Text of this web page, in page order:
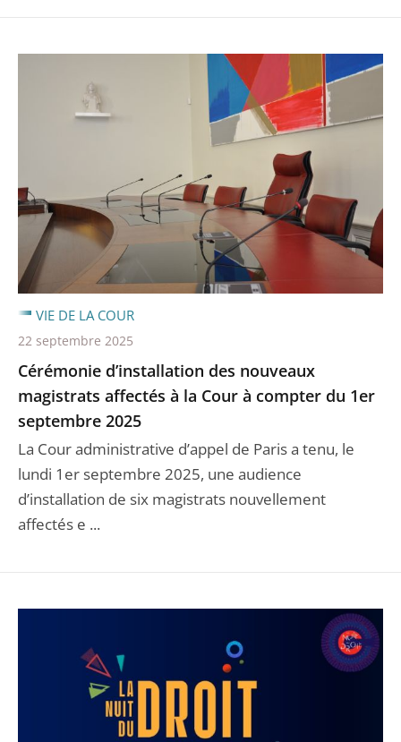
Cérémonie d’installation des nouveaux
magistrats affectés à la Cour à compter du 1er
septembre 2025
La Cour administrative d’appel de Paris a tenu, le
lundi 1er septembre 2025, une audience
d’installation de six magistrats nouvellement
affectés e ...
VIE DE LA COUR
22 septembre 2025